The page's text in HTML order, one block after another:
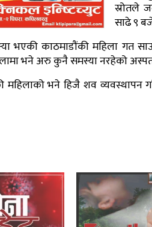
स्रोतले
साढे ९
भएकी काठमाडौंकी महिला गत
भने अरु कुनै समस्या नरहेको
भने हिजै शव व्यवस्थापन